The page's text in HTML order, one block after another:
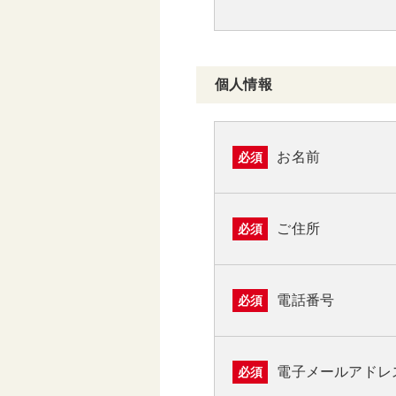
個人情報
必須 お名前
必須 ご住所
必須 電話番号
必須 電子メールアドレ